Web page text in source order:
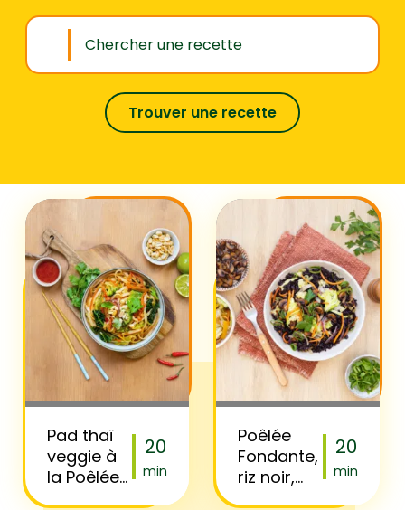
Trouver une recette
Pad thaï
veggie à
la Poêlée
20
min
Poêlée
Fondante,
riz noir,
20
min